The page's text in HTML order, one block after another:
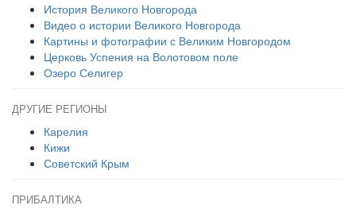
История Великого Новгорода
Видео о истории Великого Новгорода
Картины и фотографии с Великим Новгородом
Церковь Успения на Волотовом поле
Озеро Селигер
ДРУГИЕ РЕГИОНЫ
Карелия
Кижи
Советский Крым
ПРИБАЛТИКА